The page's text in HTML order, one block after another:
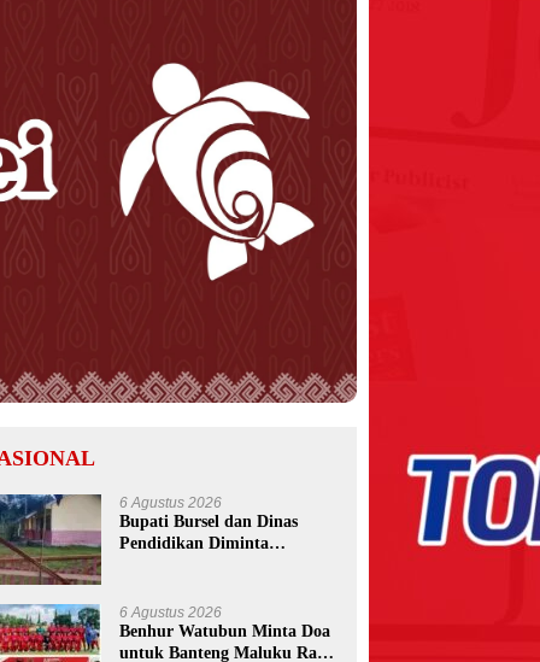
6 Agustus 2026
Bupati Bursel dan Dinas
Pendidikan Diminta
6 Agustus 2026
Benhur Watubun Minta Doa
untuk Banteng Maluku Raya